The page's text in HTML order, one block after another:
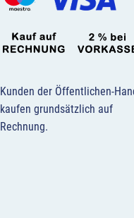
Kunden der Öffentlichen-
kaufen grundsätzlich auf
Rechnung.